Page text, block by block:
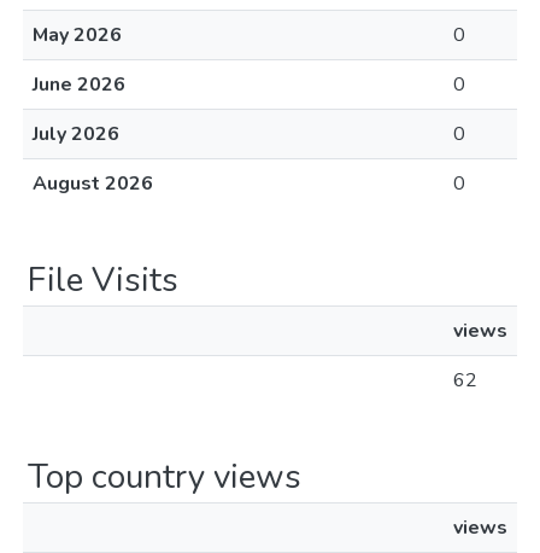
May 2026
0
June 2026
0
July 2026
0
August 2026
0
File Visits
views
62
Top country views
views